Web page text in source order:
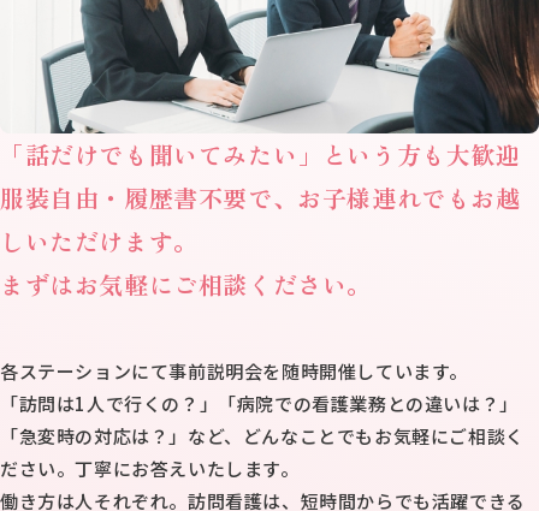
「話だけでも聞いてみたい」という方も大歓迎
服装自由・履歴書不要で、お子様連れでもお越
しいただけます。
まずはお気軽にご相談ください。
各ステーションにて事前説明会を随時開催しています。
「訪問は1人で行くの？」「病院での看護業務との違いは？」
「急変時の対応は？」など、どんなことでもお気軽にご相談く
ださい。丁寧にお答えいたします。
働き方は人それぞれ。訪問看護は、短時間からでも活躍できる